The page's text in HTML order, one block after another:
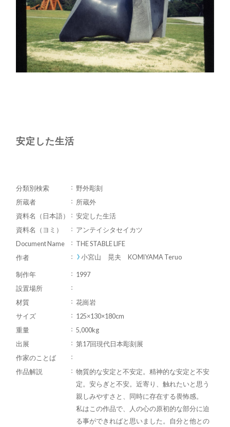
安定した生活
分類別検索
野外彫刻
所蔵者
所蔵外
資料名（日本語）
安定した生活
資料名（ヨミ）
アンテイシタセイカツ
Document Name
THE STABLE LIFE
作者
小宮山 晃夫 KOMIYAMA Teruo
制作年
1997
設置場所
材質
花崗岩
サイズ
125×130×180cm
重量
5,000kg
出展
第17回現代日本彫刻展
作家のことば
作品解説
物質的な安定と不安定。精神的な安定と不安
定。安らぎと不安。近寄り、触れたいと思う
親しみやすさと、同時に存在する畏怖感。
私はこの作品で、人の心の原初的な部分に迫
る事ができればと思いました。自分と他との